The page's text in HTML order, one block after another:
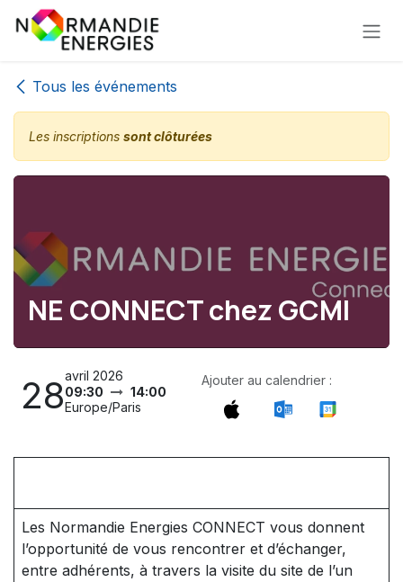
Se rendre au contenu
Tous les événements
Les inscriptions sont clôturées
NE CONNECT chez GCMI
28avril 2026
09:30
14:00
Europe/Paris
Ajouter au calendrier :
Les Normandie Energies CONNECT vous donnent
l’opportunité de vous rencontrer et d’échanger,
entre adhérents, à travers la visite du site de l’un